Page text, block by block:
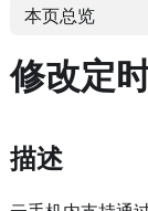
本页总览
修改定
描述